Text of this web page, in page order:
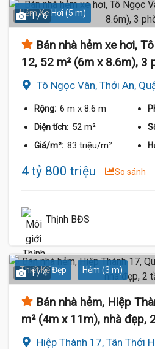
Hẻm Xe Hơi (5 m)
1 / 6
Bán nhà hẻm xe hơi,
12, 52 m² (6m x 8.6m), 3
Tô Ngọc Vân, Thới An,
Rộng: 6 m x 8.6 m
Diện tích: 52 m²
Giá/m²: 83 triệu/m²
4 tỷ 800 triệu So sánh
Thịnh BĐS
Thiết Kế Đẹp Hẻm (3 m)
1 / 4
Bán nhà hẻm, Hiệp
m² (4m x 11m), nhà đẹp,
Hiệp Thành 17, Tân Thới